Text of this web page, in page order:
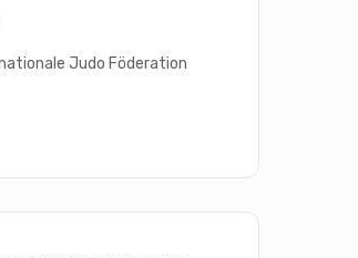
Judo Föderation